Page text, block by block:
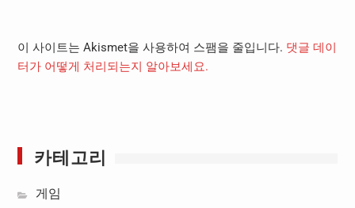
이 사이트는 Akismet을 사용하여 스팸을 줄입니다. 댓글 데이
터가 어떻게 처리되는지 알아보세요.
카테고리
게임